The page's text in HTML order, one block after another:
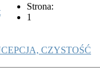
Strona:
1
CZYSTOŚĆ